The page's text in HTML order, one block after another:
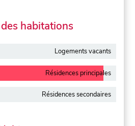
habitations
Logements vacants
Résidences principales
Résidences secondaires